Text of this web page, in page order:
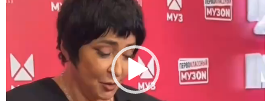
д
п
л